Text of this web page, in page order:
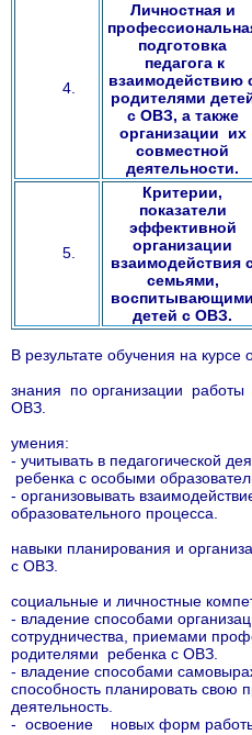
Личностная и
подготовка
педагога к
взаимодействию
родителями
с ОВЗ, а также
организации их
совместной
деятельности.
Критерии,
показатели
эффективной
организации
взаимодействия
семьями,
воспитывающими
детей с ОВЗ.
В результате обучения на
знания по организации
ОВЗ.
умения:
- учитывать в педагогической
ребенка с особыми
- организовывать
образовательного процесса.
навыки планирования и
с ОВЗ.
социальные и личностные
- владение способами
сотрудничества, приемами
родителями ребенка с ОВЗ.
- владение способами
способность планировать свою
деятельность.
- освоение новых форм работы